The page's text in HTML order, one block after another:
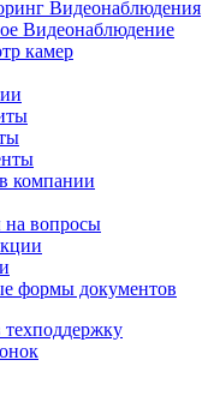
Видеонаблюдения
Видеонаблюдение
камер
компании
на вопросы
формы документов
техподдержку